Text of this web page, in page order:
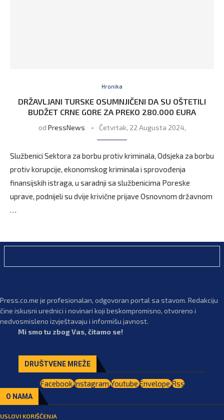
Hronika
DRŽAVLJANI TURSKE OSUMNJIČENI DA SU OŠTETILI
BUDŽET CRNE GORE ZA PREKO 280.000 EURA
od PressNews Četvrtak, 22 Augusta 2024,
Službenici Sektora za borbu protiv kriminala, Odsjeka za borbu
protiv korupcije, ekonomskog kriminala i sprovođenja
finansijskih istraga, u saradnji sa službenicima Poreske
uprave, podnijeli su dvije krivične prijave Osnovnom državnom
…
Press.co.me je profesionalan, odgovoran portal sa stavom. Redakciju
čine iskusni urednici i novinari koji beskompromisno, otvoreno i
nedvosmisleno izvještavaju i informišu javnost.
Mi smo tu zbog Vas, čitamo se!
DRUŠTVENE MREŽE
FacebookInstagramYoutubeEnvelopeRss
O NAMA
USLOVI KORIŠĆENJA